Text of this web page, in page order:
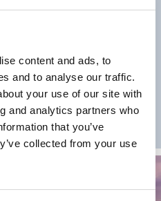
content and ads, to
and to analyse our traffic.
your use of our site with
and analytics partners who
that you’ve
collected from your use
aan je leven. Voor wie van
Bohuslän een echt paradijs.